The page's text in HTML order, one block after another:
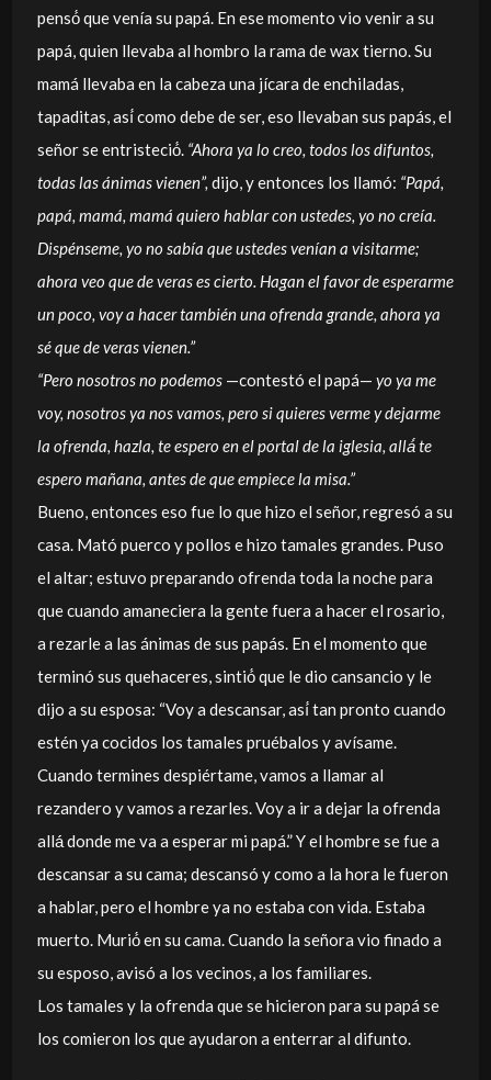
pensó́ que venía su papá. En ese momento vio venir a su
papá, quien llevaba al hombro la rama de wax tierno. Su
mamá llevaba en la cabeza una jícara de enchiladas,
tapaditas, así́ como debe de ser, eso llevaban sus papás, el
señor se entristeció́. “Ahora ya lo creo, todos los difuntos,
todas las ánimas vienen”, dijo, y entonces los llamó: “Papá,
papá, mamá, mamá quiero hablar con ustedes, yo no creía.
Dispénseme, yo no sabía que ustedes venían a visitarme;
ahora veo que de veras es cierto. Hagan el favor de esperarme
un poco, voy a hacer también una ofrenda grande, ahora ya
sé que de veras vienen.”
“Pero nosotros no podemos—contestó el papá— yo ya me
voy, nosotros ya nos vamos, pero si quieres verme y dejarme
la ofrenda, hazla, te espero en el portal de la iglesia, allá́ te
espero mañana, antes de que empiece la misa.”
Bueno, entonces eso fue lo que hizo el señor, regresó a su
casa. Mató puerco y pollos e hizo tamales grandes. Puso
el altar; estuvo preparando ofrenda toda la noche para
que cuando amaneciera la gente fuera a hacer el rosario,
a rezarle a las ánimas de sus papás. En el momento que
terminó sus quehaceres, sintió́ que le dio cansancio y le
dijo a su esposa: “Voy a descansar, así́ tan pronto cuando
estén ya cocidos los tamales pruébalos y avísame.
Cuando termines despiértame, vamos a llamar al
rezandero y vamos a rezarles. Voy a ir a dejar la ofrenda
allá́ donde me va a esperar mi papá.” Y el hombre se fue a
descansar a su cama; descansó y como a la hora le fueron
a hablar, pero el hombre ya no estaba con vida. Estaba
muerto. Murió́ en su cama. Cuando la señora vio finado a
su esposo, avisó a los vecinos, a los familiares.
Los tamales y la ofrenda que se hicieron para su papá se
los comieron los que ayudaron a enterrar al difunto.